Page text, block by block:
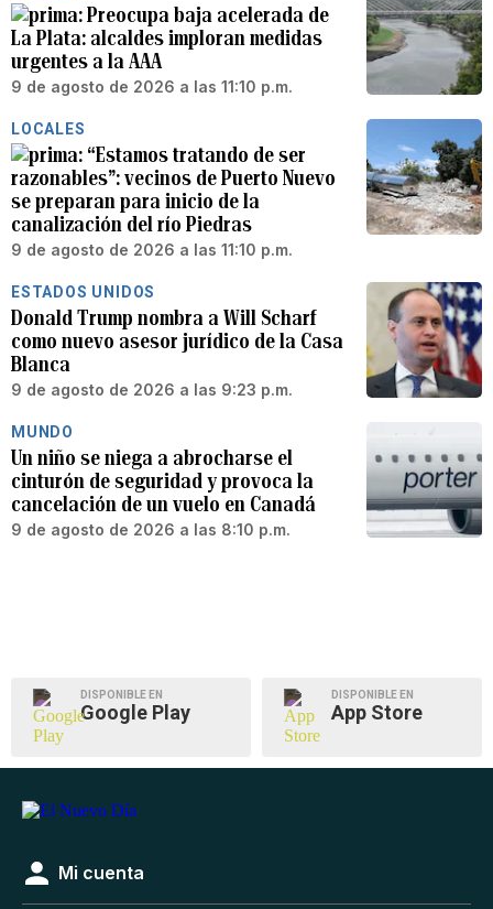
Preocupa baja acelerada de
La Plata: alcaldes imploran medidas
urgentes a la AAA
9 de agosto de 2026 a las 11:10 p.m.
LOCALES
“Estamos tratando de ser
razonables”: vecinos de Puerto Nuevo
se preparan para inicio de la
canalización del río Piedras
9 de agosto de 2026 a las 11:10 p.m.
ESTADOS UNIDOS
Donald Trump nombra a Will Scharf
como nuevo asesor jurídico de la Casa
Blanca
9 de agosto de 2026 a las 9:23 p.m.
MUNDO
Un niño se niega a abrocharse el
cinturón de seguridad y provoca la
cancelación de un vuelo en Canadá
9 de agosto de 2026 a las 8:10 p.m.
DISPONIBLE EN
Google Play
DISPONIBLE EN
App Store
Mi cuenta